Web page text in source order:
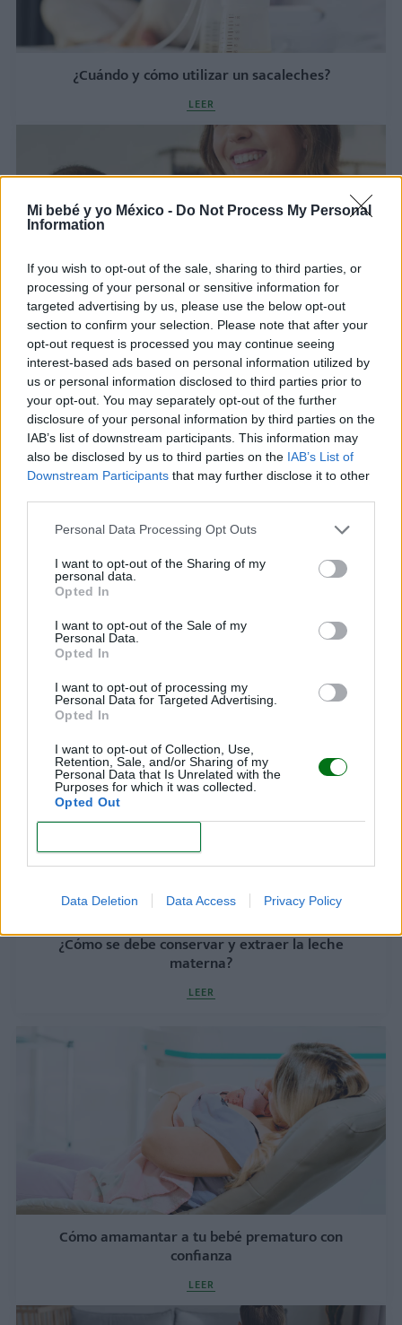
Mi bebé y yo México - Do Not Process My Personal
Information
If you wish to opt-out of the sale, sharing to third parties, or
processing of your personal or sensitive information for
targeted advertising by us, please use the below opt-out
section to confirm your selection. Please note that after your
opt-out request is processed you may continue seeing
interest-based ads based on personal information utilized by
us or personal information disclosed to third parties prior to
your opt-out. You may separately opt-out of the further
disclosure of your personal information by third parties on the
IAB’s list of downstream participants. This information may
also be disclosed by us to third parties on the IAB’s List of
Downstream Participants that may further disclose it to other
Personal Data Processing Opt Outs
I want to opt-out of the Sharing of my
personal data.
Opted In
I want to opt-out of the Sale of my
Personal Data.
Opted In
I want to opt-out of processing my
Personal Data for Targeted Advertising.
Opted In
I want to opt-out of Collection, Use,
Retention, Sale, and/or Sharing of my
Personal Data that Is Unrelated with the
Purposes for which it was collected.
Opted Out
Data Deletion Data Access Privacy Policy
¿Cuándo y cómo utilizar un sacaleches?
LEER
Momcozy, la marca global de maternidad y
bebés, combina comodidad, estilo e innovación
con precios especiales por tiempo limitado
LEER
Fórmulas a base de leche de cabra: ¿por qué son
tendencia y una excelente opción para alimentar
a tu bebé?
¿Cómo se debe conservar y extraer la leche
materna?
LEER
Cómo amamantar a tu bebé prematuro con
confianza
LEER